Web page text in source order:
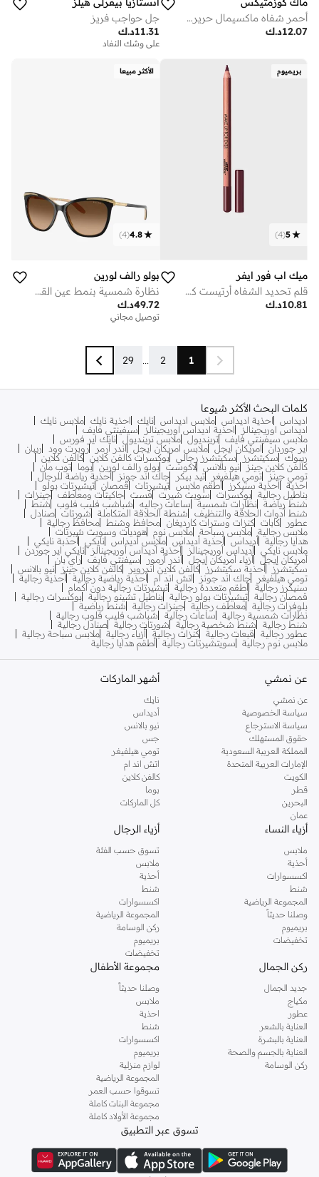
أحمر شفاه ماكسيمال حريري غير لامع - تويج تويست
د.ك12.07
جل حواجب فريز
د.ك11.31
على وشك النفاد
بريميوم
5
(
4
)
ميك اب فور ايفر
قلم تحديد الشفاه أرتيست كولور - 610 فيرستايل تشستنَت
د.ك10.81
الأكثر مبيعا
4.8
(
4
)
بولو رالف لورين
نظارة شمسية بنمط عين القطة
د.ك49.72
توصيل مجاني
1
2
...
29
كلمات البحث الأكثر شيوعا
اديداس احذية اديداس ملابس اديداس نايك احذية نايك ملابس نايك
اديداس اوريجينالز
احذية اديداس اوريجينالز
سيفينتي فايف
ملابس سيفينتي فايف ترينديول ملابس ترينديول نايك اير فورس
اير جوردان
امريكان ايجل ملابس امريكان ايجل اندر ارمر روبرت وود
ريبان
ريبوك
سكيتشرز سكيتشرز رجالي بوكسرات كالفن كلاين كالفن كلاين
كالفن كلاين جينز نيو بالانس لاكوست بولو رالف لورين بوما
توب مان
تومي جينز تومي هيلفيغر تيد بيكر جاك اند جونز
أحذية رياضة للرجال
احذية
احذية سنيكرز أطقم ملابس تيشيرتات قمصان تيشيرتات بولو
بناطيل رجالية بوكسرات سويت شيرت فست جاكيتات ومعاطف جينزات
شنط رياضة نظارات شمسية ساعات رجاليه شباشب فليب فلوب
شنط
شنط أدوات الحلاقة والتنظيف
شنطة الحلاقة المتكاملة شورتات صنادل
عطور
كابات كنزات وسترات كارديغان محافظ وشنط
محافظ رجالية
ملابس رجالية ملابس سباحة ملابس نوم
هوديات وسويت شيرتات
هدايا رجالية أديداس أحذية أديداس ملابس أديداس نايكي أحذبة نايكي
ملابس نايكي أديداس أوريجينالز أحذية أديداس أوريجينالز
نايكي اير جوردن
أمريكان إيجل أزياء أمريكان إيجل أندر آرمور سيفنتي فايف راي بان
سكيتشرز
أحذية سكيتشرز كالفن كلاين اندروير كالفن كلاين جينز
نيو بالانس
تومي هيلفيغر
جاك اند جونز اتش اند ام أحذية رياضية رجالية أحذية رجالية
سنيكرز رجالية أطقم متعددة رجالية تيشيرتات رجالية دون أكمام
قمصان رجالية تيشيرتات بولو رجالية بناطيل تشينو رجالية بوكسرات رجالية
بلوفرات رجالية معاطف رجالية جينزات رجالية
شنط رياضية
نظارات شمسية رجالية
ساعات رجالية
شباشب فليب فلوب رجالية
شنط رجالية
شنط شخصية رجالية شورتات رجالية صنادل رجالية
عطور رجالية
قبعات رجالية كنزات رجالية أزياء رجالية ملابس سباحة رجالية
ملابس نوم رجالية
سويتشيرتات رجالية أطقم هدايا رجالية
عن نمشي
عن نمشي
سياسة الخصوصية
سياسة الاسترجاع
حقوق المستهلك
المملكة العربية السعودية
الإمارات العربية المتحدة
الكويت
قطر
البحرين
عمان
أشهر الماركات
نايك
أديداس
نيو بالانس
جس
تومي هيلفيغر
اتش اند ام
كالفن كلاين
بوما
كل الماركات
أزياء النساء
ملابس
أحذية
اكسسوارات
شنط
المجموعة الرياضية
وصلنا حديثاً
بريميوم
تخفيضات
أزياء الرجال
تسوق حسب الفئة
ملابس
أحذية
شنط
اكسسوارات
المجموعة الرياضية
ركن الوسامة
بريميوم
تخفيضات
ركن الجمال
جديد الجمال
مكياج
عطور
العناية بالشعر
العناية بالبشرة
العناية بالجسم والصحة
ركن الوسامة
مجموعة الأطفال
وصلنا حديثاً
ملابس
احذية
شنط
اكسسوارات
بريميوم
لوازم منزلية
المجموعة الرياضية
تسوقوا حسب العمر
مجموعة البنات كاملة
مجموعة الأولاد كاملة
تسوق عبر التطبيق